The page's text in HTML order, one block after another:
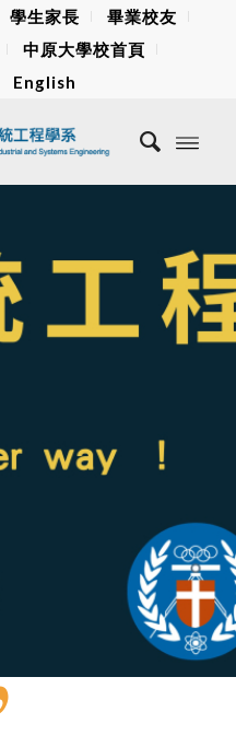
學生家長
畢業校友
中原大學校首頁
English